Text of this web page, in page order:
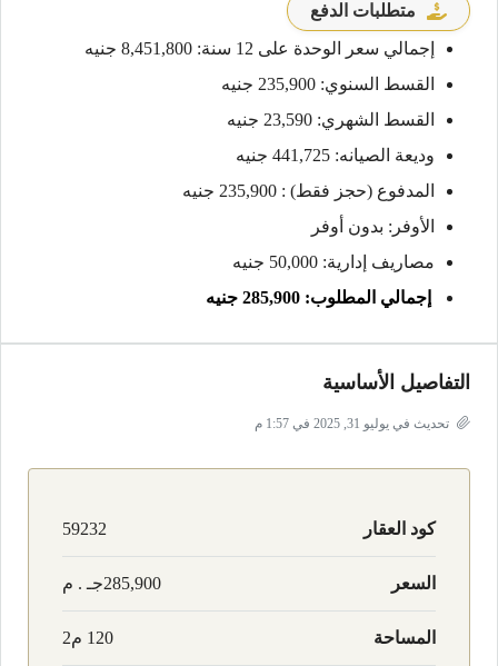
متطلبات الدفع
إجمالي سعر الوحدة على 12 سنة: 8,451,800 جنيه
القسط السنوي: 235,900 جنيه
القسط الشهري: 23,590 جنيه
وديعة الصيانه: 441,725 جنيه
المدفوع (حجز فقط) : 235,900 جنيه
الأوفر: بدون أوفر
مصاريف إدارية: 50,000 جنيه
إجمالي المطلوب: 285,900 جنيه
التفاصيل الأساسية
تحديث في يوليو 31, 2025 في 1:57 م
كود العقار 59232
السعر 285,900جـ . م
المساحة 120 م2